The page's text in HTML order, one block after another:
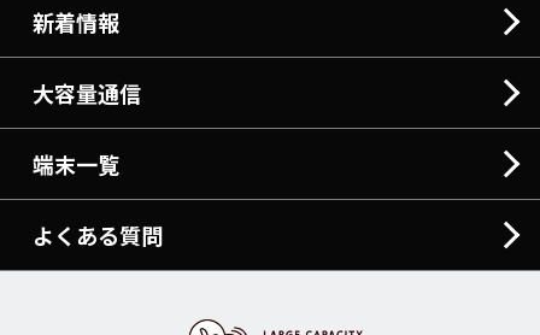
新着情報
大容量通信
端末一覧
よくある質問